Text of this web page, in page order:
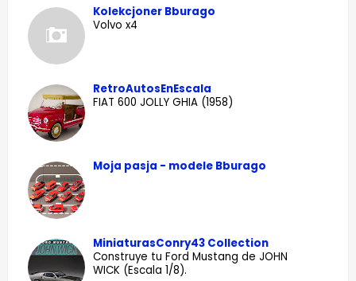
Kolekcjoner Bburago
Volvo x4
RetroAutosEnEscala
FIAT 600 JOLLY GHIA (1958)
Moja pasja - modele Bburago
MiniaturasConry43 Collection
Construye tu Ford Mustang de JOHN
WICK (Escala 1/8).